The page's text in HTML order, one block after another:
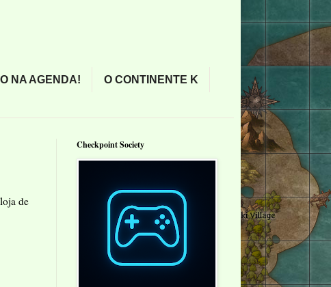
NA AGENDA! O CONTINENTE K
de
Checkpoint Society